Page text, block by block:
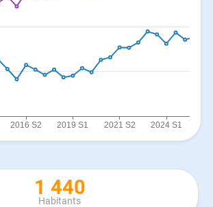
1 440
Habitants